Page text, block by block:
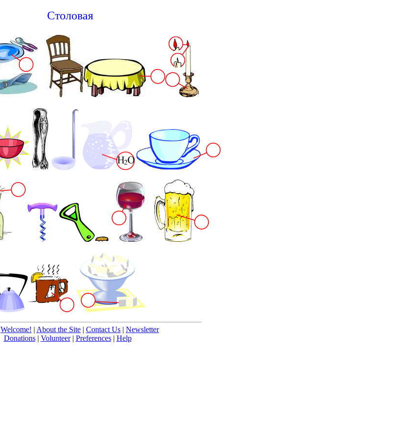
Столовая
Welcome! | About the Site | Contact Us | Newsletter
Donations| Volunteer| Preferences| Help